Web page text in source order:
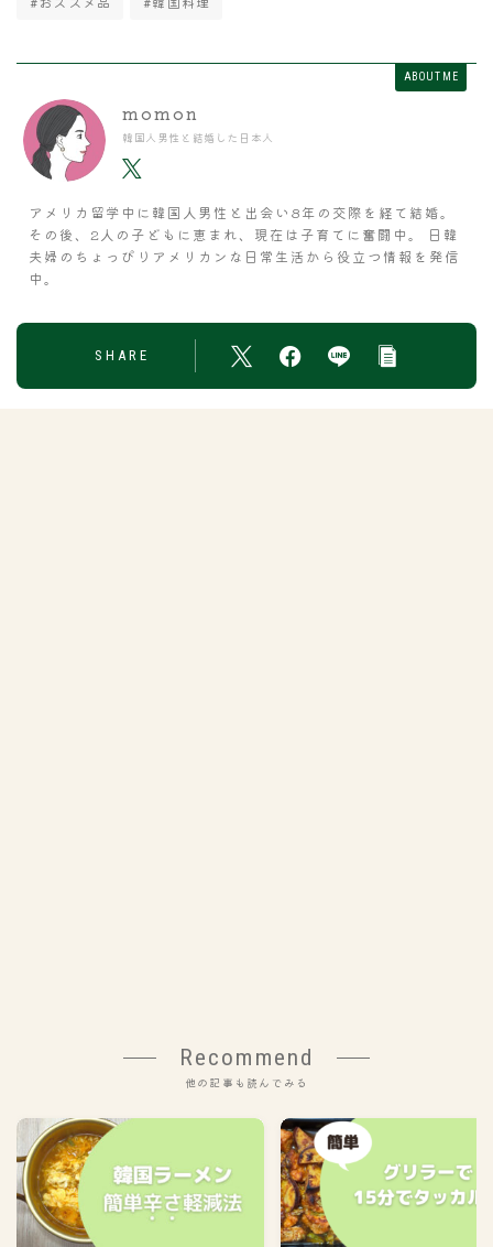
ABOUT ME
momon
韓国人男性と結婚した日本人
アメリカ留学中に韓国人男性と出会い8年の交際を経て結婚。
その後、2人の子どもに恵まれ、現在は子育てに奮闘中。 日韓
夫婦のちょっぴりアメリカンな日常生活から役立つ情報を発信
中。
SHARE
Recommend
他の記事も読んでみる